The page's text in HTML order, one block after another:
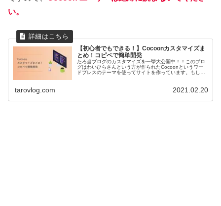
い。
【初心者でもできる！】Cocoonカスタマイズま
とめ！コピペで簡単開発
たろ当ブログのカスタマイズを一挙大公開中！！このブロ
グはわいひらさんという方が作られたCocoonというワー
ドプレスのテーマを使ってサイトを作っています。もし同
tarovlog.com 2021.02.20